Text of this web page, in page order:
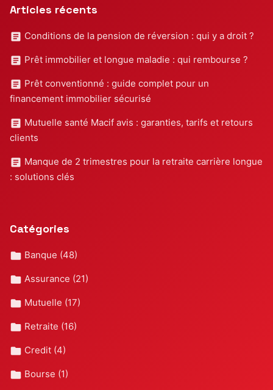
Articles récents
Conditions de la pension de réversion : qui y a droit ?
Prêt immobilier et longue maladie : qui rembourse ?
Prêt conventionné : guide complet pour un
financement immobilier sécurisé
Mutuelle santé Macif avis : garanties, tarifs et retours
clients
Manque de 2 trimestres pour la retraite carrière longue
: solutions clés
Catégories
Banque (48)
Assurance (21)
Mutuelle (17)
Retraite (16)
Credit (4)
Bourse (1)